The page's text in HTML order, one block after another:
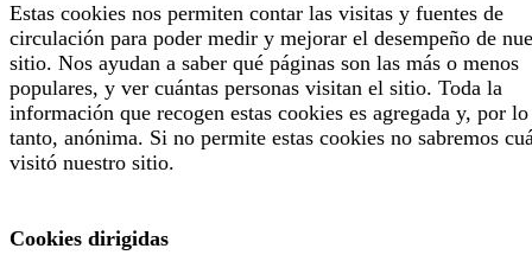
Estas cookies nos permiten contar las visitas y fuentes de
circulación para poder medir y mejorar el desempeño de
sitio. Nos ayudan a saber qué páginas son las más o menos
populares, y ver cuántas personas visitan el sitio. Toda la
información que recogen estas cookies es agregada y, por lo
tanto, anónima. Si no permite estas cookies no sabremos
visitó nuestro sitio.
Cookies dirigidas